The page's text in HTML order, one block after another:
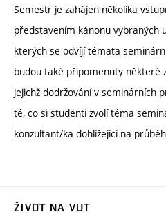
Semestr je zahájen několika
představením kánonu vybraných
kterých se odvíjí témata
budou také připomenuty některé
jejichž dodržování v seminárních
té, co si studenti zvolí téma
konzultant/ka dohlížející na
ŽIVOT NA VUT